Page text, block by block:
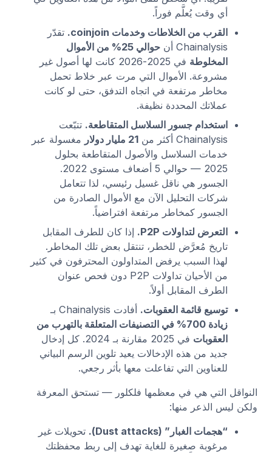
أي وقت يُعلَّم فوراً.
القرب من الخلاطات وخدمات coinjoin.
تقدّر
Chainalysis أن
حوالي 25% من الأموال
المخلوطة
في 2025-2026 كانت لها أصول غير
مشروعة. الأموال التي مرت عبر خلاط تحمل
مخاطر مرتفعة في اتجاه التدفق، حتى لو كانت
عملاتك المحددة نظيفة.
استخدام جسور السلاسل المتقاطعة. تتبّعت
Chainalysis أكثر من
21 مليار دولار
مغسولة عبر
خدمات السلاسل والأصول المتقاطعة بحلول
2025 — حوالي 5 أضعاف مستوى 2022.
الجسور هي ناقل غسيل رئيسي، لذا تتعامل
شركات التحليل الآن مع الأموال الصادرة من
الجسور كمخاطر مرتفعة افتراضياً.
التعرض لتداولات P2P.
إذا كان للطرف المقابل
تاريخ مُعرَّض للخطر، تنتقل بعض تلك المخاطر.
لهذا السبب يرفض المتداولون المحترفون في كثير
من الأحيان تداولات P2P دون فحص عنوان
الطرف المقابل أولاً.
توسيع قائمة العقوبات. أفادت Chainalysis بـ
زيادة 700% في التصنيفات المتعلقة بالتهرب من
العقوبات
في 2025 مقارنة بـ 2024. كل إدخال
جديد من هذه الإدخالات يعيد تلوين الرسم البياني
للعناوين التي تفاعلت معها بأثر رجعي.
النواقل التي هي في معظمها فلكلور — تستحق المعرفة
ولكن ليس الذعر منها:
“هجمات الغبار” (Dust attacks).
تحويلات غير
مرغوبة صغيرة للغاية تهدف إلى ربط محفظتك